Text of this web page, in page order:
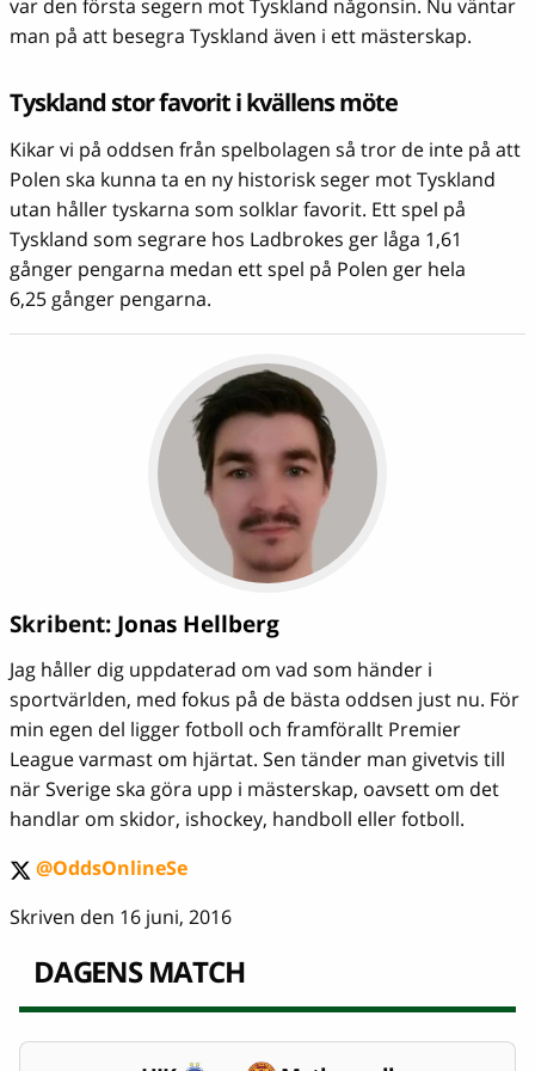
var den första segern mot Tyskland någonsin. Nu väntar
man på att besegra Tyskland även i ett mästerskap.
Tyskland stor favorit i kvällens möte
Kikar vi på oddsen från spelbolagen så tror de inte på att
Polen ska kunna ta en ny historisk seger mot Tyskland
utan håller tyskarna som solklar favorit. Ett spel på
Tyskland som segrare hos Ladbrokes ger låga 1,61
gånger pengarna medan ett spel på Polen ger hela
6,25 gånger pengarna.
Skribent: Jonas Hellberg
Jag håller dig uppdaterad om vad som händer i
sportvärlden, med fokus på de bästa oddsen just nu. För
min egen del ligger fotboll och framförallt Premier
League varmast om hjärtat. Sen tänder man givetvis till
när Sverige ska göra upp i mästerskap, oavsett om det
handlar om skidor, ishockey, handboll eller fotboll.
twitter
@OddsOnlineSe
Skriven den 16 juni, 2016
DAGENS MATCH